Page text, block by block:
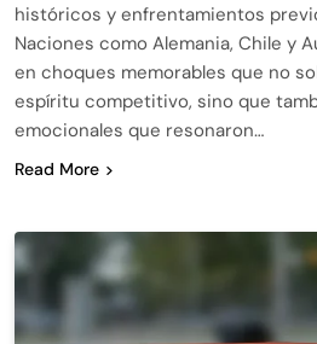
históricos y enfrentamientos
Naciones como Alemania, Chile y
en choques memorables que no
espíritu competitivo, sino que
emocionales que resonaron…
Read More